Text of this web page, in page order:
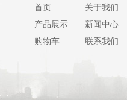
首页
关于我们
产品展示
新闻中心
购物车
联系我们